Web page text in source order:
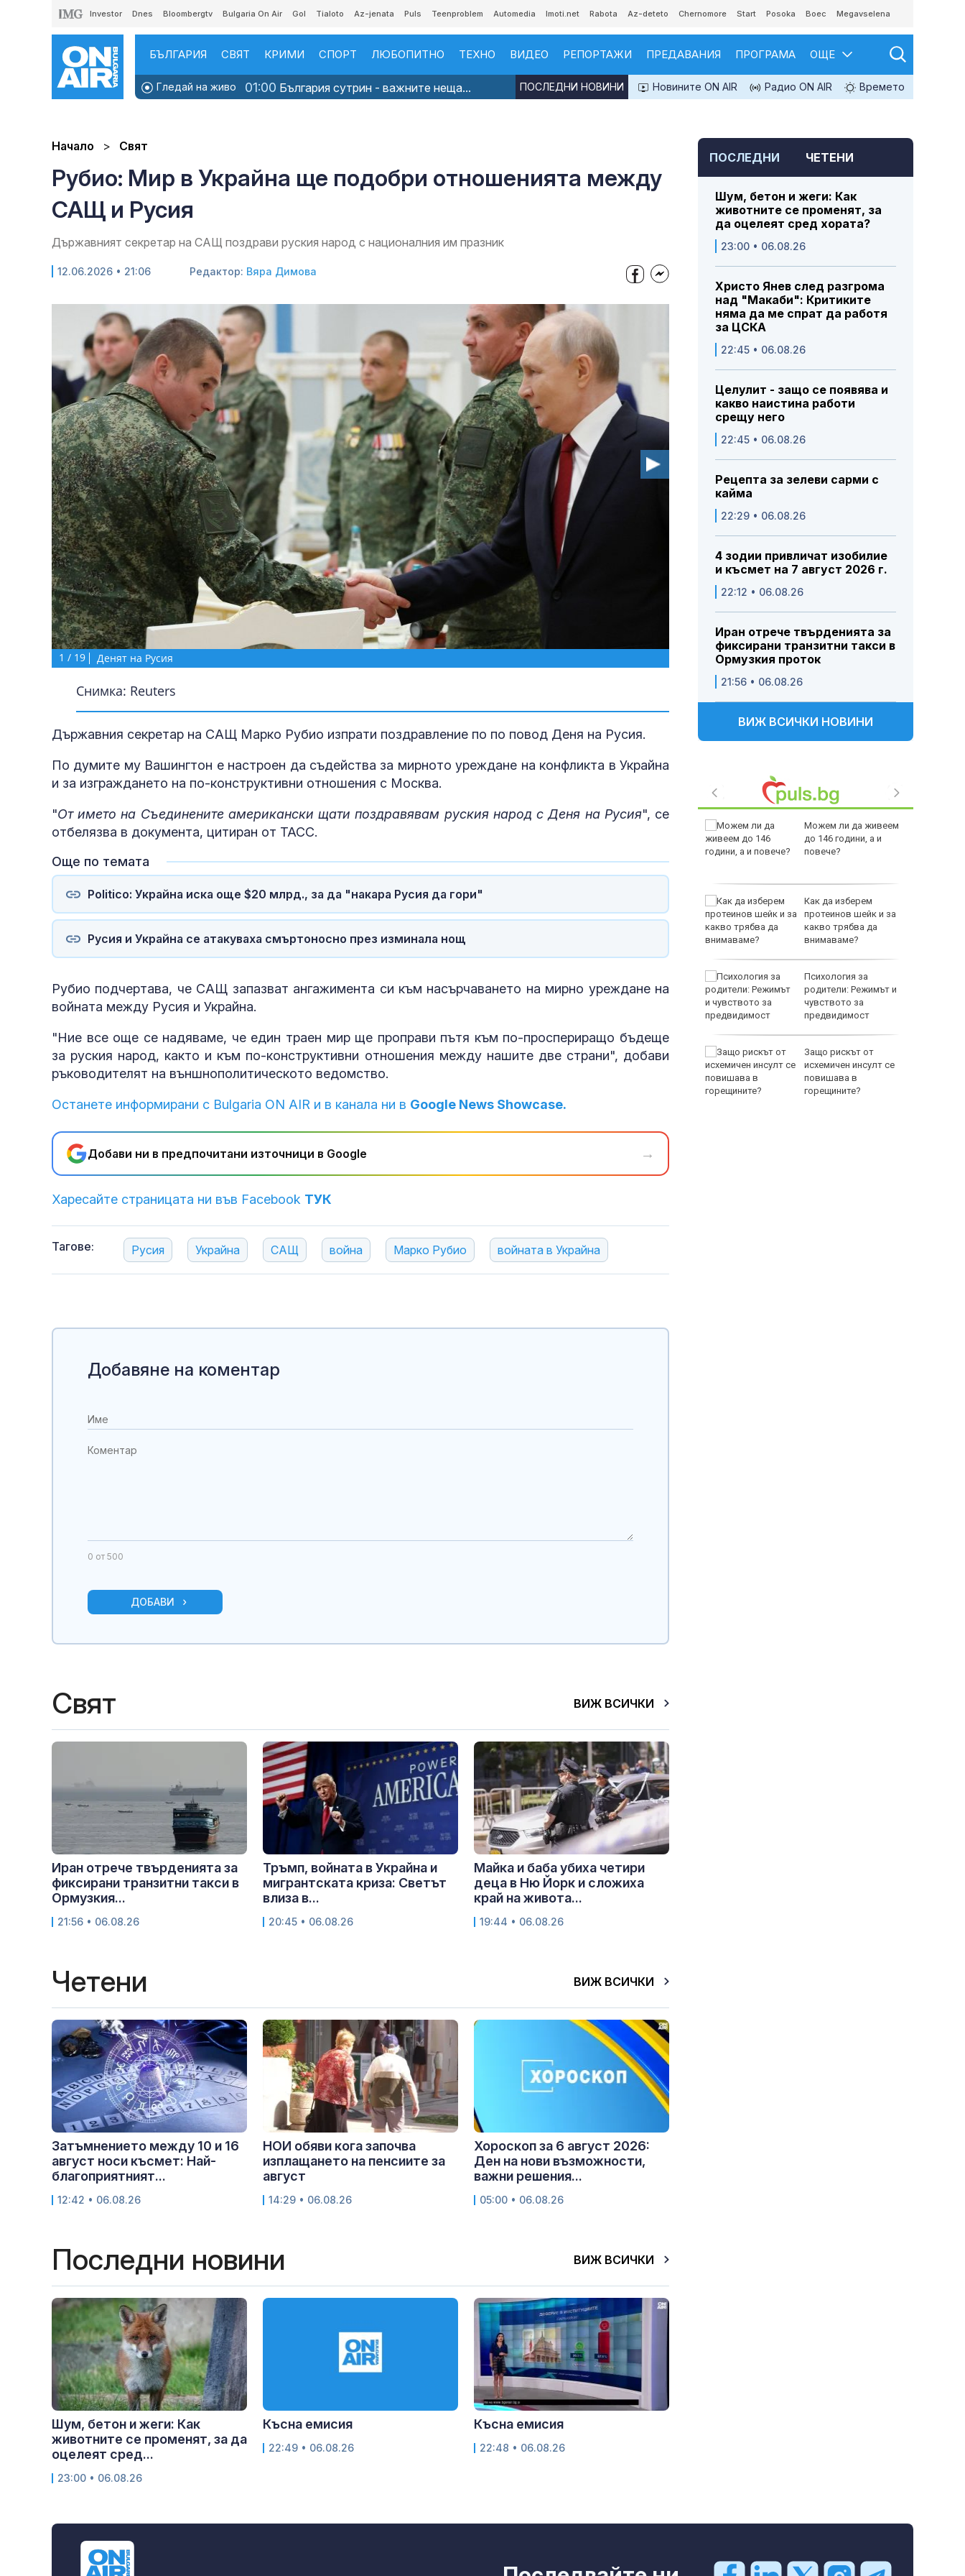
Investor Dnes Bloombergtv Bulgaria On Air Gol Tialoto Az-jenata Puls Teenproblem Automedia Imoti.net Rabota Az-deteto Chernomore Start Posoka Boec Megavselena
БЪЛГАРИЯ СВЯТ КРИМИ СПОРТ ЛЮБОПИТНО ТЕХНО ВИДЕО РЕПОРТАЖИ ПРЕДАВАНИЯ ПРОГРАМА ОЩЕ
Гледай на живо 01:00 България сутрин - важните неща... Новините ON AIR Радио ON AIR Времето
ПОСЛЕДНИ НОВИНИ
Начало Свят
Рубио: Мир в Украйна ще подобри отношенията между
САЩ и Русия
Държавният секретар на САЩ поздрави руския народ с националния им празник
12.06.2026 • 21:06 Редактор: Вяра Димова
1 / 19 Денят на Русия
Снимка: Reuters
Държавния секретар на САЩ Марко Рубио изпрати поздравление по по повод Деня на Русия.
По думите му Вашингтон е настроен да съдейства за мирното уреждане на конфликта в Украйна
и за изграждането на по-конструктивни отношения с Москва.
"От името на Съединените американски щати поздравявам руския народ с Дeня на Русия", се
отбелязва в документа, цитиран от ТАСС.
Още по темата
Politico: Украйна иска още $20 млрд., за да "накара Русия да гори"
Русия и Украйна се атакуваха смъртоносно през изминала нощ
Рубио подчертава, че САЩ запазват ангажимента си към насърчаването на мирно уреждане на
войната между Русия и Украйна.
"Ние все още се надяваме, че един траен мир ще проправи пътя към по-проспериращо бъдеще
за руския народ, както и към по-конструктивни отношения между нашите две страни", добави
ръководителят на външнополитическото ведомство.
Останете информирани с Bulgaria ON AIR и в канала ни в Google News Showcase.
Добави ни в предпочитани източници в Google →
Харесайте страницата ни във Facebook ТУК
Тагове: Русия Украйна САЩ война Марко Рубио войната в Украйна
ПОСЛЕДНИ ЧЕТЕНИ
Шум, бетон и жеги: Как
животните се променят, за
да оцелеят сред хората?
23:00 • 06.08.26
Христо Янев след разгрома
над "Макаби": Критиките
няма да ме спрат да работя
за ЦСКА
22:45 • 06.08.26
Целулит - защо се появява и
какво наистина работи
срещу него
22:45 • 06.08.26
Рецепта за зелеви сарми с
кайма
22:29 • 06.08.26
4 зодии привличат изобилие
и късмет на 7 август 2026 г.
22:12 • 06.08.26
Иран отрече твърденията за
фиксирани транзитни такси в
Ормузкия проток
21:56 • 06.08.26
ВИЖ ВСИЧКИ НОВИНИ
в рокля (ВИДЕО 16+)
опасни мисии:
Иран и Украйна се
Меган Маркъл по
бански в басейна за
Можем ли да живеем
до 146 години, а и
повече?
Как да изберем
протеинов шейк и за
какво трябва да
внимаваме?
Психология за
родители: Режимът и
чувството за
предвидимост
Защо рискът от
исхемичен инсулт се
повишава в
горещините?
Добавяне на коментар
0 от 500
ДОБАВИ
Свят ВИЖ ВСИЧКИ
Иран отрече твърденията за
фиксирани транзитни такси в
Ормузкия...
21:56 • 06.08.26
Тръмп, войната в Украйна и
мигрантската криза: Светът
влиза в...
20:45 • 06.08.26
Майка и баба убиха четири
деца в Ню Йорк и сложиха
край на живота...
19:44 • 06.08.26
Четени ВИЖ ВСИЧКИ
Затъмнението между 10 и 16
август носи късмет: Най-
благоприятният...
12:42 • 06.08.26
НОИ обяви кога започва
изплащането на пенсиите за
август
14:29 • 06.08.26
Хороскоп за 6 август 2026:
Ден на нови възможности,
важни решения...
05:00 • 06.08.26
Последни новини ВИЖ ВСИЧКИ
Шум, бетон и жеги: Как
животните се променят, за да
оцелеят сред...
23:00 • 06.08.26
Късна емисия
22:49 • 06.08.26
Късна емисия
22:48 • 06.08.26